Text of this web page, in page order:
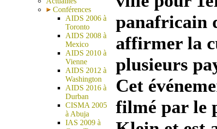
Conférences
AIDS 2006 à
Toronto
AIDS 2008 à
Mexico
AIDS 2010 à
Vienne
AIDS 2012 à
Washington
AIDS 2016 à
Durban
CISMA 2005
à Abuja
IAS 2009 à
panafricain
affirmer la
plusieurs
Cet
filmé par le